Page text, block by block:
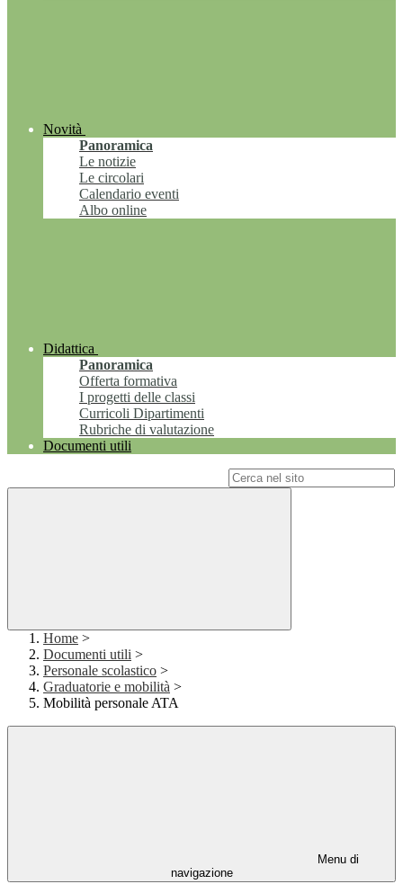
Novità
Panoramica
Le notizie
Le circolari
Calendario eventi
Albo online
Didattica
Panoramica
Offerta formativa
I progetti delle classi
Curricoli Dipartimenti
Rubriche di valutazione
Documenti utili
Home >
Documenti utili >
Personale scolastico >
Graduatorie e mobilità >
Mobilità personale ATA
Menu di
navigazione